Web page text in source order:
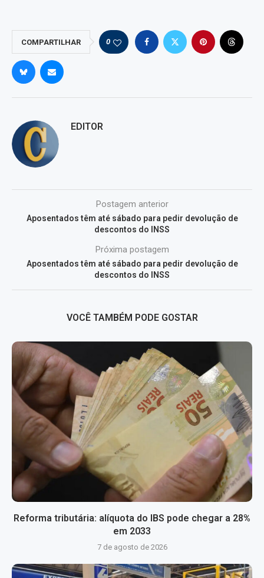
COMPARTILHAR 0
EDITOR
Postagem anterior
Aposentados têm até sábado para pedir devolução de
descontos do INSS
Próxima postagem
Aposentados têm até sábado para pedir devolução de
descontos do INSS
VOCÊ TAMBÉM PODE GOSTAR
Reforma tributária: alíquota do IBS pode chegar a 28%
em 2033
7 de agosto de 2026